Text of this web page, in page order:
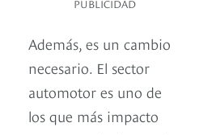
PUBLICIDAD
Además, es un cambio
necesario. El sector
automotor es uno de
los que más impacto